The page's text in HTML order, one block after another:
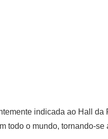
indicada ao Hall
todo o mundo, tornando-